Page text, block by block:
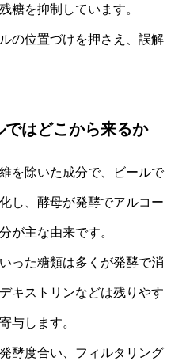
糖を抑制しています。
の位置づけを押さえ、誤解
はどこから来るか
を除いた成分で、ビールで
し、酵母が発酵でアルコー
が主な由来です。
った糖類は多くが発酵で消
キストリンなどは残りやす
与します。
酵度合い、フィルタリング